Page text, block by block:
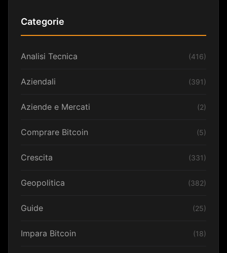
Categorie
Analisi Tecnica (416)
Aziendali (391)
Aziende e Mercati (2)
Comprare Bitcoin (5)
Crescita (331)
Geopolitica (382)
Guide (25)
Impara Bitcoin (18)